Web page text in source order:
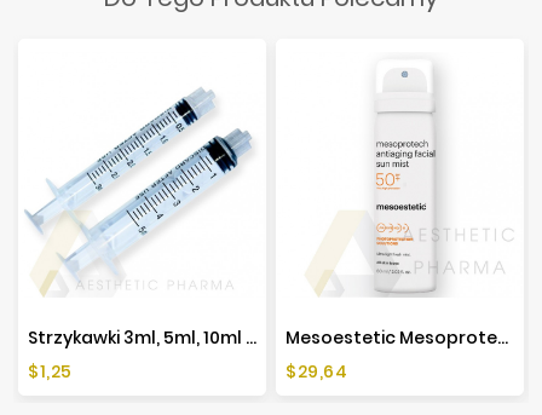
Strzykawki 3ml, 5ml, 10ml - 10 Sztuk
Cena
$1,25
Mesoestetic Mesoprotech Antiaging Facial Sun Mist SPF 50+ - 60ml
Cena
$29,64